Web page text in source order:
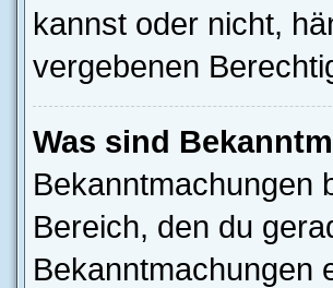
kannst oder nicht,
vergebenen
Was sind
Bekanntmachungen
Bereich, den du
Bekanntmachungen